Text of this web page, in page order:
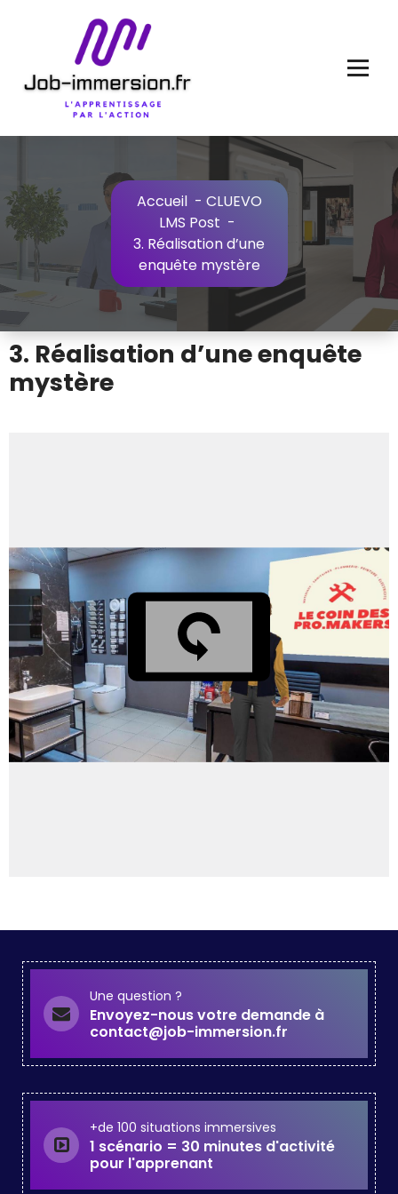
Accueil- CLUEVO
LMS Post -
3. Réalisation d’une
enquête mystère
3. Réalisation d’une enquête
mystère
Une question ?
Envoyez-nous votre demande à
contact@job-immersion.fr
+de 100 situations immersives
1 scénario = 30 minutes d'activité
pour l'apprenant